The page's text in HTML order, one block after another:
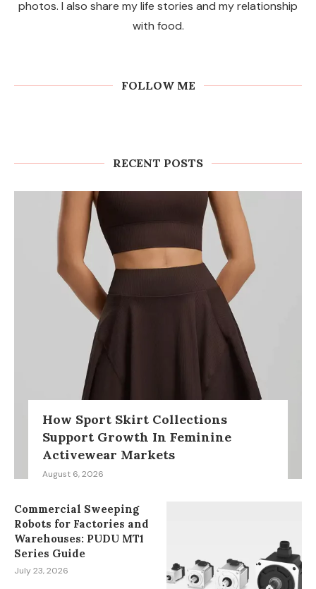
photos. I also share my life stories and my relationship
with food.
FOLLOW ME
RECENT POSTS
How Sport Skirt Collections
Support Growth In Feminine
Activewear Markets
August 6, 2026
Commercial Sweeping
Robots for Factories and
Warehouses: PUDU MT1
Series Guide
July 23, 2026